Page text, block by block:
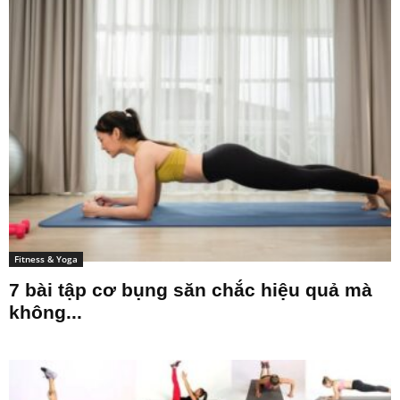
Fitness & Yoga
7 bài tập cơ bụng săn chắc hiệu quả mà
không...